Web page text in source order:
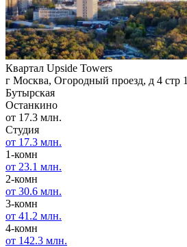
Квартал Upside Towers
г Москва, Огородный проезд, д 4 стр 1
Бутырская
Останкино
от 17.3 млн.
Студия
от 17.3 млн.
1-комн
от 23.1 млн.
2-комн
от 30.6 млн.
3-комн
от 41.2 млн.
4-комн
от 142.3 млн.